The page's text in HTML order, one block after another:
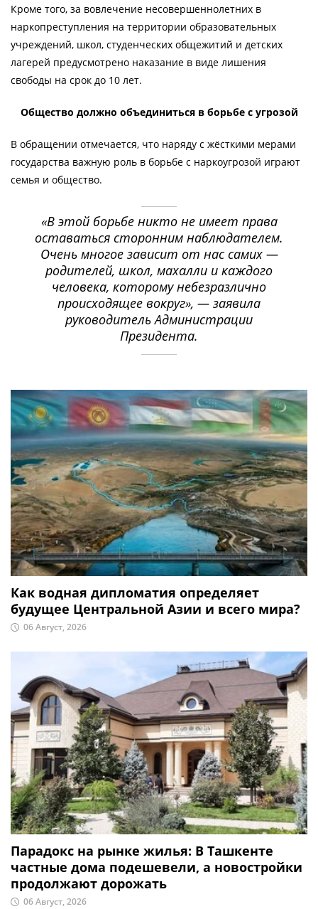
Кроме того, за вовлечение несовершеннолетних в
наркопреступления на территории образовательных
учреждений, школ, студенческих общежитий и детских
лагерей предусмотрено наказание в виде лишения
свободы на срок до 10 лет.
Общество должно объединиться в борьбе с угрозой
В обращении отмечается, что наряду с жёсткими мерами
государства важную роль в борьбе с наркоугрозой играют
семья и общество.
«В этой борьбе никто не имеет права
оставаться сторонним наблюдателем.
Очень многое зависит от нас самих —
родителей, школ, махалли и каждого
человека, которому небезразлично
происходящее вокруг», — заявила
руководитель Администрации
Президента.
Как водная дипломатия определяет
будущее Центральной Азии и всего мира?
06 Август, 2026
Парадокс на рынке жилья: В Ташкенте
частные дома подешевели, а новостройки
продолжают дорожать
06 Август, 2026